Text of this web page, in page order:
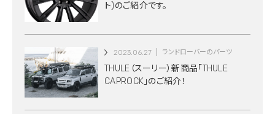
ト)のご紹介です。
2023.06.27 ランドローバーのパーツ
THULE（スーリー）新商品「THULE
CAPROCK」のご紹介！